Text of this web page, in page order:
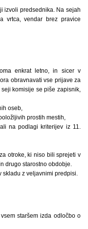
izvoli predsednika. Na sejah
vrtca, vendar brez pravice
enkrat letno, in sicer v
obravnavati vse prijave za
komisije se piše zapisnik,
oseb,
prostih mestih,
na podlagi kriterijev iz 11.
otroke, ki niso bili sprejeti v
drugo starostno obdobje.
z veljavnimi predpisi.
staršem izda odločbo o